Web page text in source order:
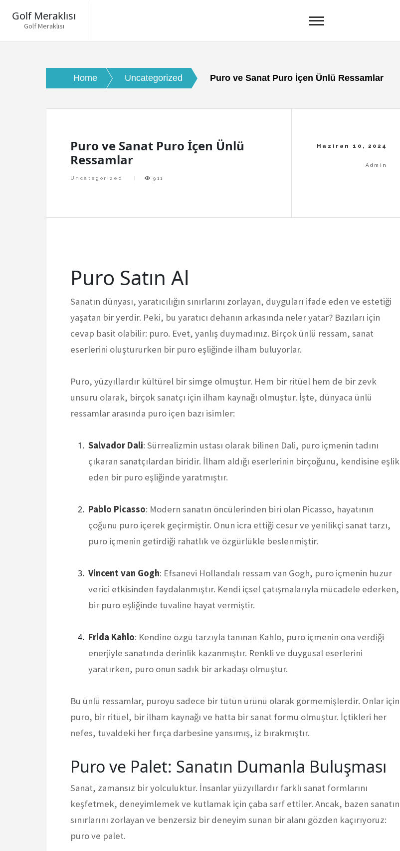
Golf Meraklısı
Golf Meraklısı
Home Uncategorized Puro ve Sanat Puro İçen Ünlü Ressamlar
Puro ve Sanat Puro İçen Ünlü
Ressamlar
Uncategorized 911
Puro Satın Al
Sanatın dünyası, yaratıcılığın sınırlarını zorlayan, duyguları ifade eden ve estetiği
yaşatan bir yerdir. Peki, bu yaratıcı dehanın arkasında neler yatar? Bazıları için
cevap basit olabilir: puro. Evet, yanlış duymadınız. Birçok ünlü ressam, sanat
eserlerini oluştururken bir puro eşliğinde ilham buluyorlar.
Puro, yüzyıllardır kültürel bir simge olmuştur. Hem bir ritüel hem de bir zevk
unsuru olarak, birçok sanatçı için ilham kaynağı olmuştur. İşte, dünyaca ünlü
ressamlar arasında puro içen bazı isimler:
Salvador Dali: Sürrealizmin ustası olarak bilinen Dali, puro içmenin tadını
çıkaran sanatçılardan biridir. İlham aldığı eserlerinin birçoğunu, kendisine eşlik
eden bir puro eşliğinde yaratmıştır.
Pablo Picasso: Modern sanatın öncülerinden biri olan Picasso, hayatının
çoğunu puro içerek geçirmiştir. Onun icra ettiği cesur ve yenilikçi sanat tarzı,
puro içmenin getirdiği rahatlık ve özgürlükle beslenmiştir.
Vincent van Gogh: Efsanevi Hollandalı ressam van Gogh, puro içmenin huzur
verici etkisinden faydalanmıştır. Kendi içsel çatışmalarıyla mücadele ederken,
bir puro eşliğinde tuvaline hayat vermiştir.
Frida Kahlo: Kendine özgü tarzıyla tanınan Kahlo, puro içmenin ona verdiği
enerjiyle sanatında derinlik kazanmıştır. Renkli ve duygusal eserlerini
yaratırken, puro onun sadık bir arkadaşı olmuştur.
Bu ünlü ressamlar, puroyu sadece bir tütün ürünü olarak görmemişlerdir. Onlar için
puro, bir ritüel, bir ilham kaynağı ve hatta bir sanat formu olmuştur. İçtikleri her
nefes, tuvaldeki her fırça darbesine yansımış, iz bırakmıştır.
Puro ve Palet: Sanatın Dumanla Buluşması
Sanat, zamansız bir yolculuktur. İnsanlar yüzyıllardır farklı sanat formlarını
keşfetmek, deneyimlemek ve kutlamak için çaba sarf ettiler. Ancak, bazen sanatın
sınırlarını zorlayan ve benzersiz bir deneyim sunan bir alanı gözden kaçırıyoruz:
puro ve palet.